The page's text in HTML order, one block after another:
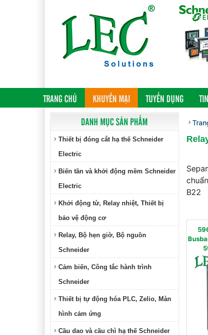
TRANG CHỦ (CURRENT)
KHUYẾN MẠI TUYỂN DỤNG
DANH MỤC SẢN PHẨM
Thiết bị đóng cắt hạ thế Schneider
Electric
Biến tần và khởi động mềm Schneider
Electric
Khởi động từ, Relay nhiệt, Thiết bị
bảo vệ động cơ
Relay, Bộ hẹn giờ, Bộ nguồn
Schneider
Cảm biến, Công tắc hành trình
Schneider
Thiết bị tự động hóa PLC, Zelio, Màn
hình cảm ứng
Cầu dao và cầu chì hạ thế Schneider
B22